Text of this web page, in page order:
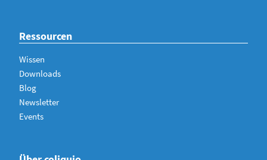
Ressourcen
Wissen
Downloads
Blog
Newsletter
Events